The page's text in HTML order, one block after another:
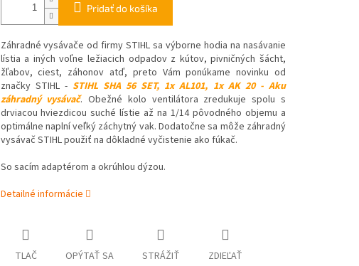
Pridať do košíka
Záhradné vysávače od firmy STIHL sa výborne hodia na nasávanie
lístia a iných voľne ležiacich odpadov z kútov, pivničných šácht,
žľabov, ciest, záhonov atď, preto Vám ponúkame novinku od
značky STIHL - STIHL SHA 56 SET, 1x AL101, 1x AK 20 - Aku
záhradný vysávač. Obežné kolo ventilátora zredukuje spolu s
drviacou hviezdicou suché lístie až na 1/14 pôvodného objemu a
optimálne naplní veľký záchytný vak. Dodatočne sa môže záhradný
vysávač STIHL použiť na dôkladné vyčistenie ako fúkač.
So sacím adaptérom a okrúhlou dýzou.
Detailné informácie
TLAČ OPÝTAŤ SA STRÁŽIŤ ZDIEĽAŤ